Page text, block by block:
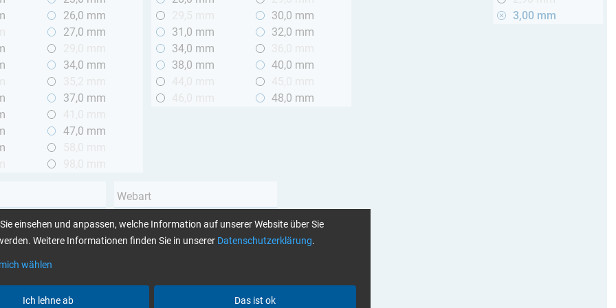
26,0 mm
27,0 mm
34,0 mm
37,0 mm
47,0 mm
30,0 mm
31,0 mm
32,0 mm
34,0 mm
38,0 mm
40,0 mm
48,0 mm
3,00 mm
Webart
einsehen und anpassen, welche Information auf unserer Website über Sie
Weitere Informationen finden Sie in unserer Datenschutzerklärung.
wählen
Ich lehne ab Das ist ok